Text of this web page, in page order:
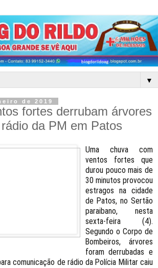
▼
de 2019
fortes derrubam árvores
da PM em Patos
Uma chuva com
ventos fortes que
durou pouco mais de
30 minutos provocou
estragos na cidade
de Patos, no Sertão
paraibano, nesta
sexta-feira (4).
Segundo o Corpo de
Bombeiros, árvores
foram derrubadas e
comunicação de rádio da Polícia Militar caiu